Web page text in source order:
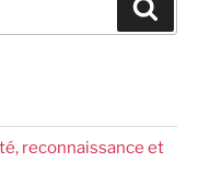
reconnaissance et